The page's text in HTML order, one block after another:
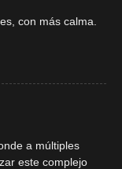
con más calma.
a múltiples
este complejo